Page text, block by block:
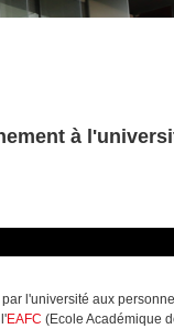
à
l'université aux
EAFC (Ecole Académique